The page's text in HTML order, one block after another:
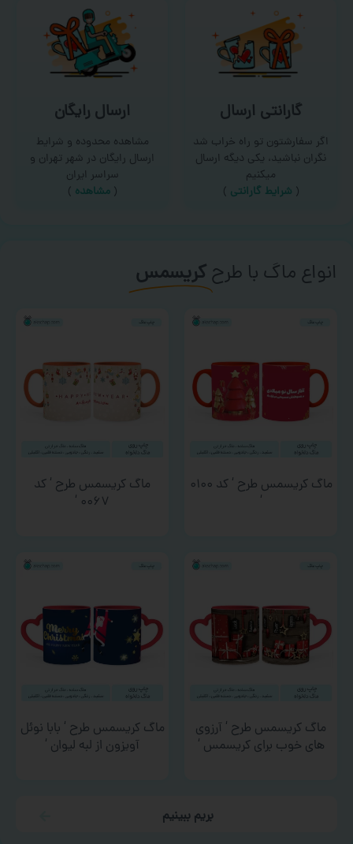
گارانتی ارسال
اگر سفارشتون تو راه خراب شد
نگران نباشید، یکی دیگه ارسال
میکنیم
( شرایط گارانتی )
ارسال رایگان
مشاهده محدوده و شرایط
ارسال رایگان در شهر تهران و
سراسر ایران
(مشاهده )
انواع ماگ با طرحکریسمس
ماگ کریسمس طرح ‘ کد ۰۱۰۰
‘
ماگ کریسمس طرح ‘ کد
۰۰۶۷ ‘
ماگ کریسمس طرح ‘ آرزوی
های خوب برای کریسمس ‘
ماگ کریسمس طرح ‘ بابا نوئل
آویزون از لبه لیوان ‘
بریم ببینیم